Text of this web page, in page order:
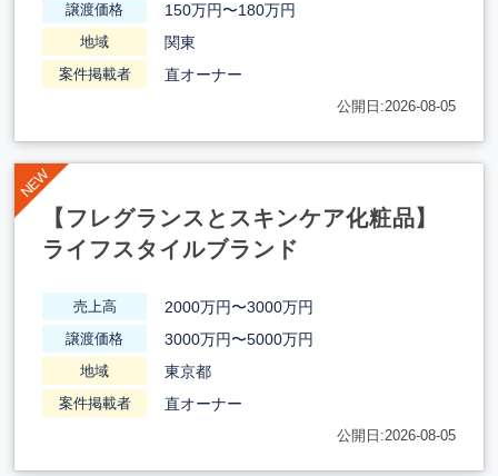
譲渡価格 150万円〜180万円
地域 関東
案件掲載者 直オーナー
公開日:2026-08-05
【フレグランスとスキンケア化粧品】
ライフスタイルブランド
売上高 2000万円〜3000万円
譲渡価格 3000万円〜5000万円
地域 東京都
案件掲載者 直オーナー
公開日:2026-08-05